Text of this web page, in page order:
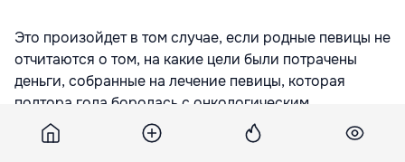
Это произойдет в том случае, если родные певицы не
отчитаются о том, на какие цели были потрачены
деньги, собранные на лечение певицы, которая
полтора года боролась с онкологическим
заболеванием.